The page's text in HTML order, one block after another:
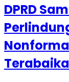
DPRD